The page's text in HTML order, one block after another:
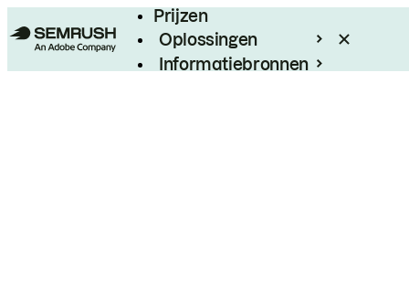
Prijzen
Oplossingen
Informatiebronnen